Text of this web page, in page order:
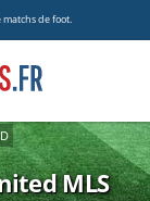
de foot.
MLS